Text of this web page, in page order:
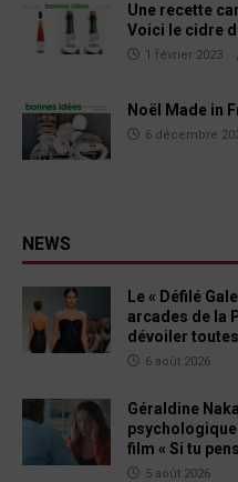
Une recette
Voici le cidre
1 février 2023
Noël Made in
6 décembre
NEWS
Le « Défilé
arcades de la
dévoiler
6 août 2026
Géraldine
film « Si tu
5 août 2026